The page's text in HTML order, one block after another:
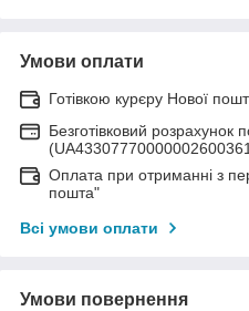
Умови оплати
Готівкою курєру Нової
Безготівковий розрахунок
Оплата при отриманні з
пошта"
Всі умови оплати
Умови повернення